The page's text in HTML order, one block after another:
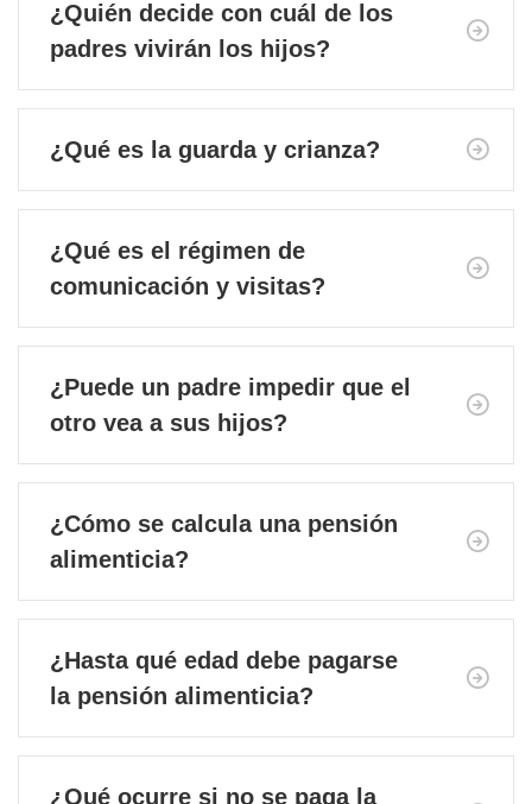
¿Quién decide con cuál de los
padres vivirán los hijos?
¿Qué es la guarda y crianza?
¿Qué es el régimen de
comunicación y visitas?
¿Puede un padre impedir que el
otro vea a sus hijos?
¿Cómo se calcula una pensión
alimenticia?
¿Hasta qué edad debe pagarse
la pensión alimenticia?
¿Qué ocurre si no se paga la